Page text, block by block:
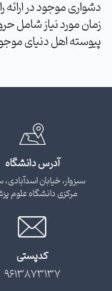
دشواری موجود در ارائه
زمان مورد نیاز شامل
پیوسته اهل دنیای
آدرس دانشگاه
سبزوار، خیابان اسدآبادی،
مرکزی دانشگاه علوم
کدپستی
9613873137